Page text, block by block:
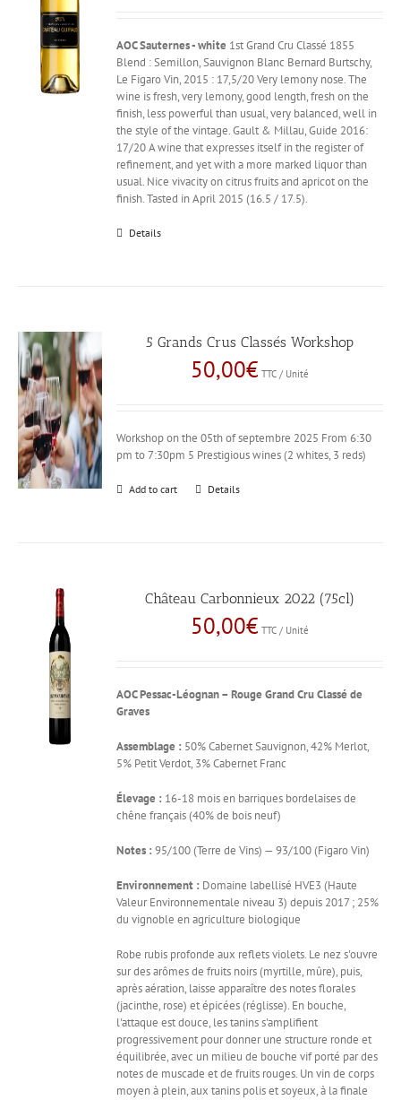
AOC Sauternes - white 1st Grand Cru Classé 1855
Blend : Semillon, Sauvignon Blanc Bernard Burtschy,
Le Figaro Vin, 2015 : 17,5/20 Very lemony nose. The
wine is fresh, very lemony, good length, fresh on the
finish, less powerful than usual, very balanced, well in
the style of the vintage. Gault & Millau, Guide 2016:
17/20 A wine that expresses itself in the register of
refinement, and yet with a more marked liquor than
usual. Nice vivacity on citrus fruits and apricot on the
finish. Tasted in April 2015 (16.5 / 17.5).
Details
5 Grands Crus Classés Workshop
50,00€ TTC / Unité
Workshop on the 05th of septembre 2025 From 6:30
pm to 7:30pm 5 Prestigious wines (2 whites, 3 reds)
Add to cart Details
Château Carbonnieux 2022 (75cl)
50,00€ TTC / Unité
AOC Pessac-Léognan – Rouge Grand Cru Classé de
Graves
Assemblage : 50% Cabernet Sauvignon, 42% Merlot,
5% Petit Verdot, 3% Cabernet Franc
Élevage : 16-18 mois en barriques bordelaises de
chêne français (40% de bois neuf)
Notes : 95/100 (Terre de Vins) — 93/100 (Figaro Vin)
Environnement : Domaine labellisé HVE3 (Haute
Valeur Environnementale niveau 3) depuis 2017 ; 25%
du vignoble en agriculture biologique
Robe rubis profonde aux reflets violets. Le nez s'ouvre
sur des arômes de fruits noirs (myrtille, mûre), puis,
après aération, laisse apparaître des notes florales
(jacinthe, rose) et épicées (réglisse). En bouche,
l'attaque est douce, les tanins s'amplifient
progressivement pour donner une structure ronde et
équilibrée, avec un milieu de bouche vif porté par des
notes de muscade et de fruits rouges. Un vin de corps
moyen à plein, aux tanins polis et soyeux, à la finale